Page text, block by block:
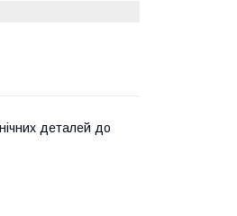
деталей до